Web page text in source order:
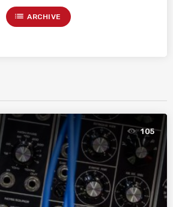
list ARCHIVE
105